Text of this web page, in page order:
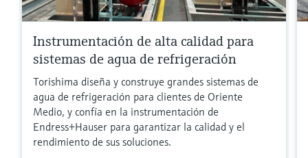
Instrumentación de alta calidad para
sistemas de agua de refrigeración
Torishima diseña y construye grandes sistemas de
agua de refrigeración para clientes de Oriente
Medio, y confía en la instrumentación de
Endress+Hauser para garantizar la calidad y el
rendimiento de sus soluciones.